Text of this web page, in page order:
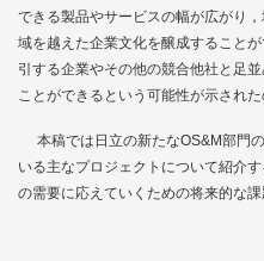
できる製品やサービスの幅が広がり
域を越えた企業文化を醸成すること
引する企業やその他の競合他社と足
ことができるという可能性が示された
本稿では日立の新たなOS&M部門
いる主なプロジェクトについて紹介
の需要に応えていくための将来的な課